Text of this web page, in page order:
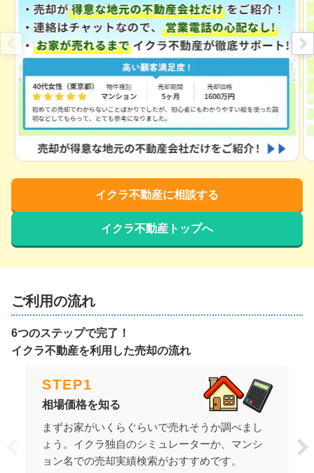
イクラ不動産に相談する
イクラ不動産トップへ
ご利用の流れ
6つのステップで完了！
イクラ不動産を利用した売却の流れ
STEP1
相場価格を知る
まずお家がいくらぐらいで売れそうか調べまし
ょう。イクラ独自のシミュレーターか、マンシ
ョン名での売却実績検索がおすすめです。